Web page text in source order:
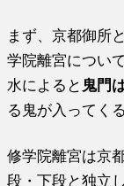
まず、京都御所
学院離宮につい
水によると 鬼門
る鬼が入ってく
修学院離宮は京
段・下段と独立